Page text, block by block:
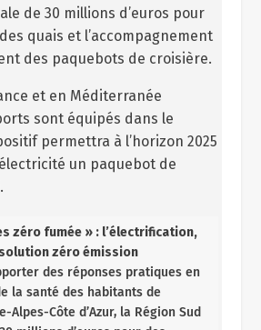
de 30 millions d’euros pour
quais et l’accompagnement
des paquebots de croisière.
et en Méditerranée
sont équipés dans le
permettra à l’horizon 2025
un paquebot de
zéro fumée » : l’électrification,
zéro émission
des réponses pratiques en
la santé des habitants de
Alpes-Côte d’Azur, la Région Sud